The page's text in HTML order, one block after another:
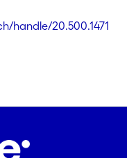
handle/20.500.1471